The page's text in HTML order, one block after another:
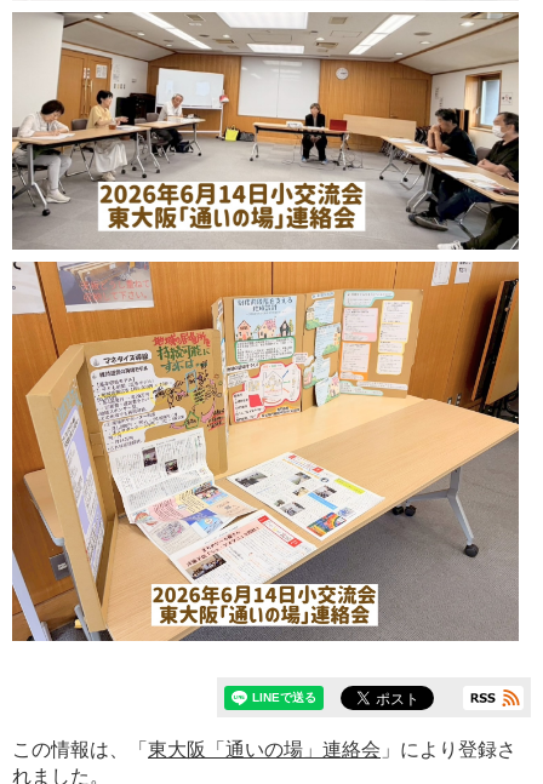
この情報は、「 東大阪「通いの場」連絡会 」により登録さ
れました。